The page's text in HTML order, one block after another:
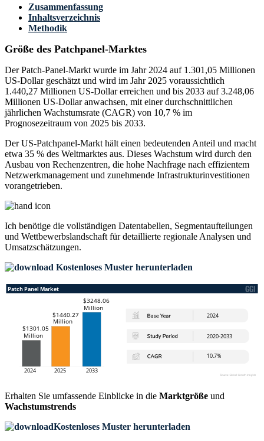
Zusammenfassung
Inhaltsverzeichnis
Methodik
Größe des Patchpanel-Marktes
Der Patch-Panel-Markt wurde im Jahr 2024 auf 1.301,05 Millionen
US-Dollar geschätzt und wird im Jahr 2025 voraussichtlich
1.440,27 Millionen US-Dollar erreichen und bis 2033 auf 3.248,06
Millionen US-Dollar anwachsen, mit einer durchschnittlichen
jährlichen Wachstumsrate (CAGR) von 10,7 % im
Prognosezeitraum von 2025 bis 2033.
Der US-Patchpanel-Markt hält einen bedeutenden Anteil und macht
etwa 35 % des Weltmarktes aus. Dieses Wachstum wird durch den
Ausbau von Rechenzentren, die hohe Nachfrage nach effizientem
Netzwerkmanagement und zunehmende Infrastrukturinvestitionen
vorangetrieben.
Ich benötige die vollständigen Datentabellen, Segmentaufteilungen
und Wettbewerbslandschaft für detaillierte regionale Analysen und
Umsatzschätzungen.
Kostenloses Muster herunterladen
Erhalten Sie umfassende Einblicke in die Marktgröße und
Wachstumstrends
Kostenloses Muster herunterladen